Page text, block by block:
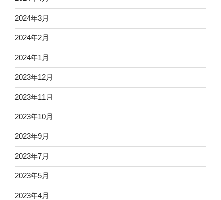
2024年3月
2024年2月
2024年1月
2023年12月
2023年11月
2023年10月
2023年9月
2023年7月
2023年5月
2023年4月